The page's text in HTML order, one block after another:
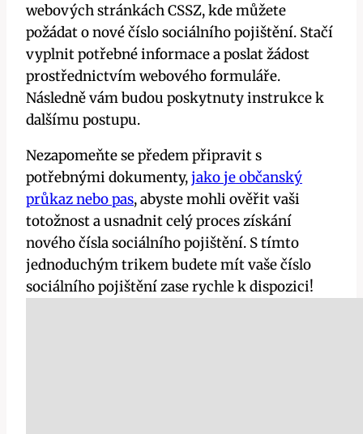
webových stránkách CSSZ, kde můžete
požádat o nové číslo sociálního pojištění. Stačí
vyplnit potřebné informace a poslat žádost
prostřednictvím webového formuláře.
Následně vám budou poskytnuty instrukce k
dalšímu postupu.
Nezapomeňte se předem připravit s
potřebnými dokumenty,jako je občanský
průkaz nebo pas, abyste mohli ověřit vaši
totožnost a usnadnit celý proces získání
nového čísla sociálního pojištění. S tímto
jednoduchým trikem budete mít vaše číslo
sociálního pojištění zase rychle k dispozici!